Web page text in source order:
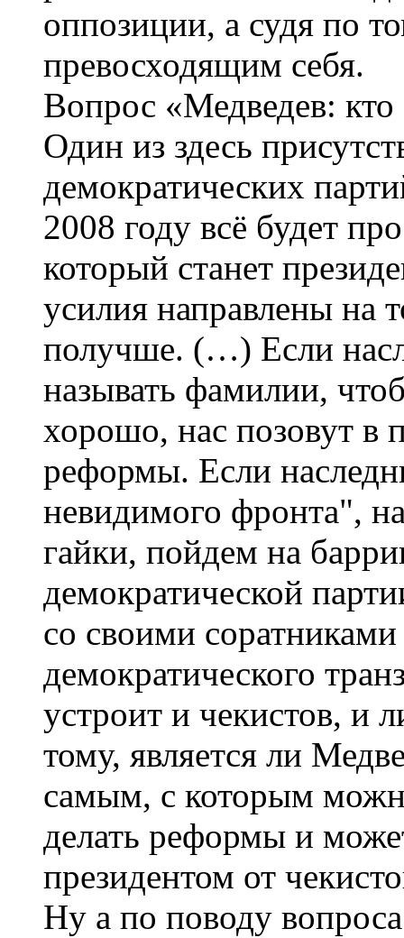
оппозиции, а судя по
превосходящим себя.
Вопрос «Медведев: кто
Один из здесь
демократических
2008 году всё будет
который станет
усилия направлены на
получше. (…) Если
называть фамилии,
хорошо, нас позовут в
реформы. Если
невидимого фронта",
гайки, пойдем на
демократической
со своими
демократического
устроит и чекистов, и
тому, является ли
самым, с которым
делать реформы и
президентом от
Ну а по поводу